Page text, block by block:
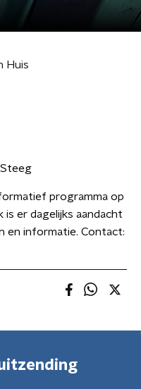
Huis
programma op
is er dagelijks aandacht
en informatie. Contact: